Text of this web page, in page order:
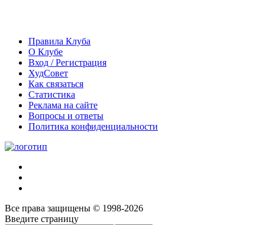
Правила Клуба
О Клубе
Вход / Регистрация
ХудСовет
Как связаться
Статистика
Реклама на сайте
Вопросы и ответы
Политика конфиденциальности
Все права защищены © 1998-2026
Введите страницу